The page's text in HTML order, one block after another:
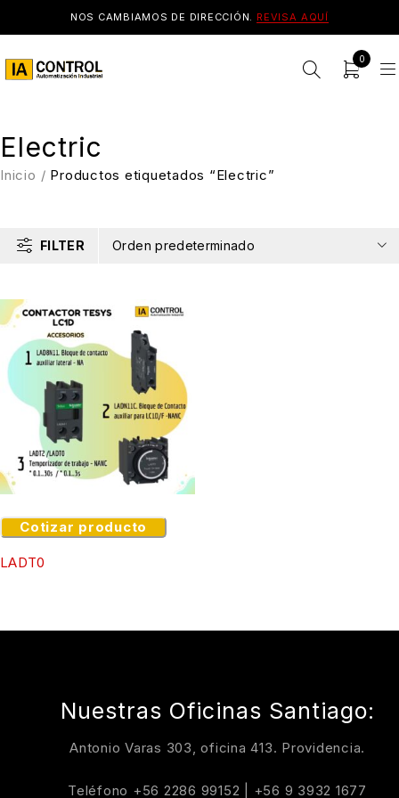
NOS CAMBIAMOS DE DIRECCIÓN. REVISA AQUÍ
0
Electric
Inicio / Productos etiquetados “Electric”
FILTER Orden predeterminado
Cotizar producto
LADT0
Nuestras Oficinas Santiago:
Antonio Varas 303, oficina 413. Providencia.
Teléfono +56 2286 99152 +56 9 3932 1677